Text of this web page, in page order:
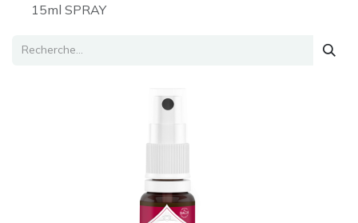
15ml SPRAY